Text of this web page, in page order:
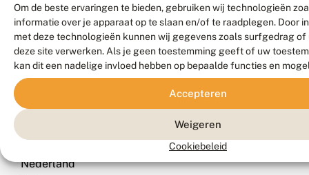
Om de beste ervaringen te bieden, gebruiken wij technologieën
informatie over je apparaat op te slaan en/of te raadplegen. Door
met deze technologieën kunnen wij gegevens zoals surfgedrag of
deze site verwerken. Als je geen toestemming geeft of uw
kan dit een nadelige invloed hebben op bepaalde functies en
Accepteren
Weigeren
Cookiebeleid
zijn
iets
groter.
De
grote
komt
Nederland